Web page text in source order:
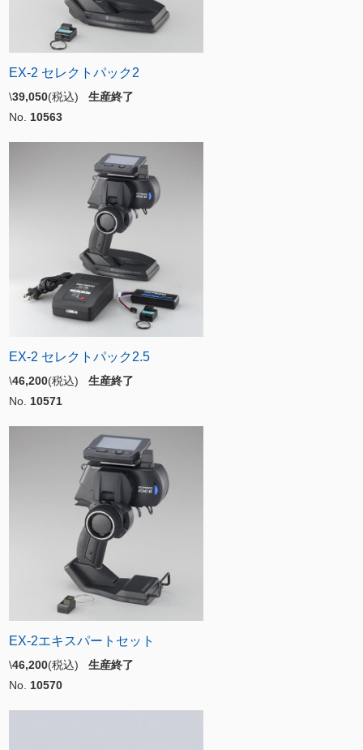
EX-2 セレクトパック2
\39,050(税込) 生産終了
No. 10563
EX-2 セレクトパック2.5
\46,200(税込) 生産終了
No. 10571
EX-2エキスパートセット
\46,200(税込) 生産終了
No. 10570